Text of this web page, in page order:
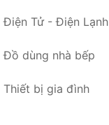
Điện Tử - Điện Lạnh
Đồ dùng nhà bếp
Thiết bị gia đình